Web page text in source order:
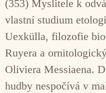
(353) Myslitele k
vlastní studium
Uexkülla, filozofie
Ruyera a
Oliviera Messiaena.
hudby nespočívá v